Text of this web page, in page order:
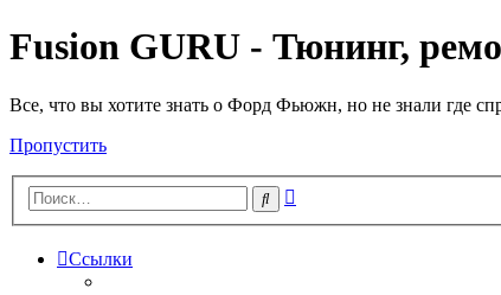
Fusion GURU - Тюнинг,
Все, что вы хотите знать о Форд Фьюжн, но не знали где
Пропустить
Поиск
Ссылки